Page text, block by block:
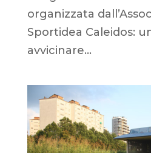
organizzata
Sportidea Caleidos:
avvicinare...